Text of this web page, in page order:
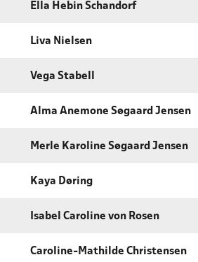
Ella Hebin Schandorf
Liva Nielsen
Vega Stabell
Alma Anemone Søgaard Jensen
Merle Karoline Søgaard Jensen
Kaya Døring
Isabel Caroline von Rosen
Caroline-Mathilde Christensen